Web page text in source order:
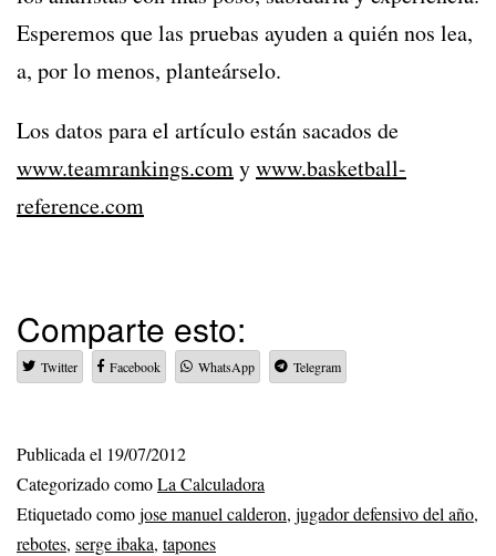
Esperemos que las pruebas ayuden a quién nos lea,
a, por lo menos, planteárselo.
Los datos para el artículo están sacados de
www.teamrankings.comywww.basketball-
reference.com
Comparte esto:
Twitter Facebook WhatsApp Telegram
Publicada el 19/07/2012
Categorizado comoLa Calculadora
Etiquetado comojose manuel calderon, jugador defensivo del año,
rebotes, serge ibaka, tapones